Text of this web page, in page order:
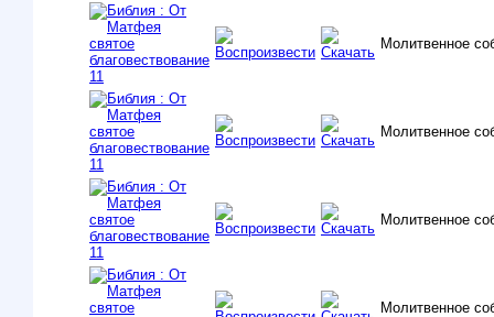
Молитвенное
Молитвенное
Молитвенное
Молитвенное